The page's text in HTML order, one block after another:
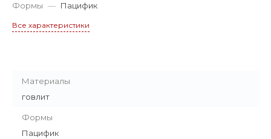
Формы — Пацифик
Все характеристики
Материалы
говлит
Формы
Пацифик